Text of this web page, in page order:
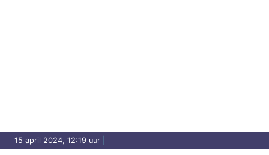
15 april 2024, 12:19 uur